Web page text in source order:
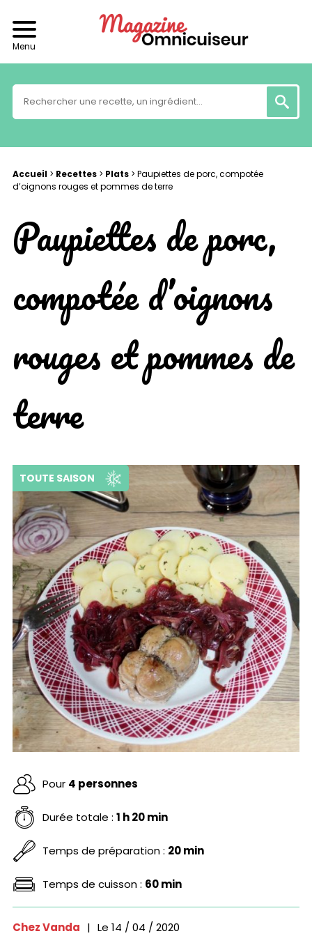
Menu
Accueil> Recettes> Plats> Paupiettes de porc, compotée
d’oignons rouges et pommes de terre
Paupiettes de porc,
compotée d’oignons
rouges et pommes de
terre
TOUTE SAISON
Pour 4 personnes
Durée totale : 1 h 20 min
Temps de préparation : 20 min
Temps de cuisson : 60 min
Chez Vanda | Le 14 / 04 / 2020